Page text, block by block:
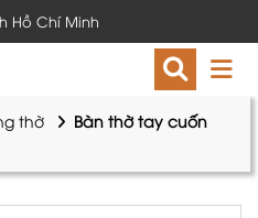
Hồ Chí Minh
thờ
Bàn thờ tay cuốn